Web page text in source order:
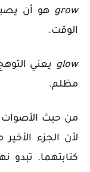
grow هو أن
الوقت.
glow يعني
مظلم.
من حيث الأصوات
لأن الجزء